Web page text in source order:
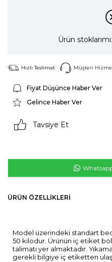
Ürün
Hızlı Teslimat Müşteri
Fiyat Düşünce Haber Ver
Gelince Haber Ver
Tavsiye Et
ÜRÜN ÖZELLIKLERI
Model üzerindeki standart
50 kilodur. Ürünün iç etiket
talimatı yer almaktadır.
gerekli bilgiye iç etiketten